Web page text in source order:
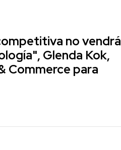
no vendrá
Glenda Kok,
Commerce para